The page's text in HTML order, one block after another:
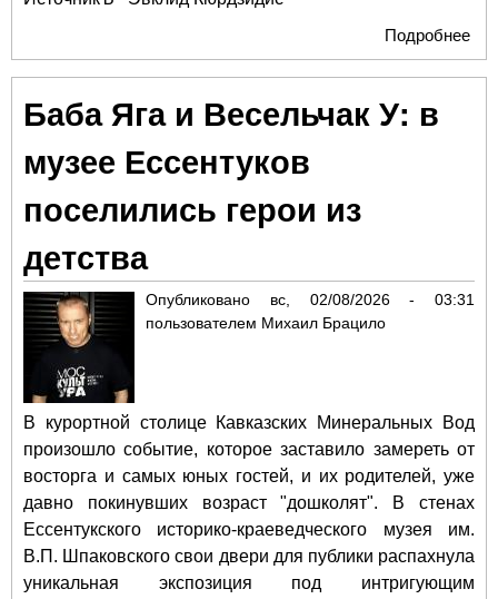
Подробнее
Баба Яга и Весельчак У: в
музее Ессентуков
поселились герои из
детства
Опубликовано вс, 02/08/2026 - 03:31
пользователем Михаил Брацило
В курортной столице Кавказских Минеральных Вод
произошло событие, которое заставило замереть от
восторга и самых юных гостей, и их родителей, уже
давно покинувших возраст "дошколят". В стенах
Ессентукского историко-краеведческого музея им.
В.П. Шпаковского свои двери для публики распахнула
уникальная экспозиция под интригующим